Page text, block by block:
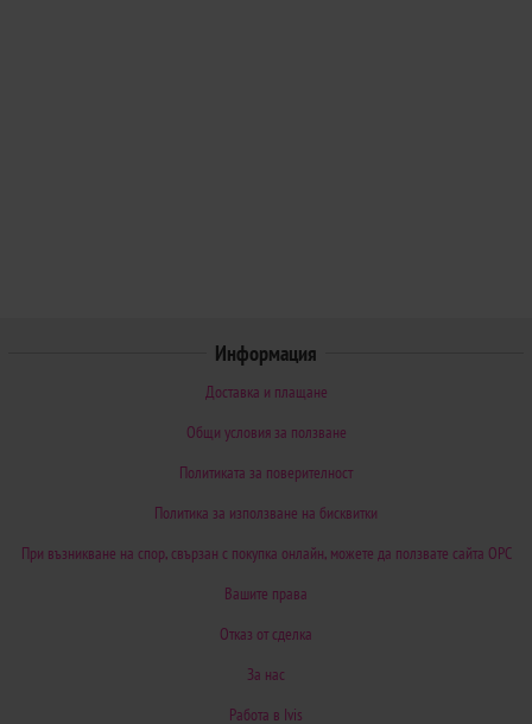
Информация
Доставка и плащане
Общи условия за ползване
Политиката за поверителност
Политика за използване на бисквитки
При възникване на спор, свързан с покупка онлайн, можете да ползвате сайта ОРС
Вашите права
Отказ от сделка
За нас
Работа в Ivis